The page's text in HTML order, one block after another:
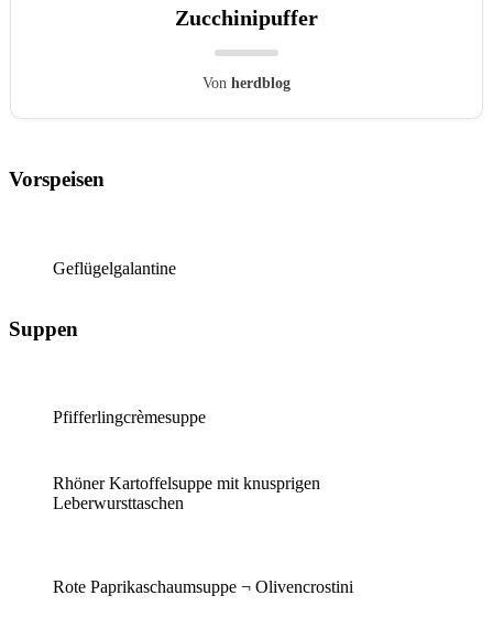
Zucchinipuffer
Von herdblog
Vorspeisen
Geflügelgalantine
Suppen
Pfifferlingcrèmesuppe
Rhöner Kartoffelsuppe mit knusprigen
Leberwursttaschen
Rote Paprikaschaumsuppe ¬ Olivencrostini